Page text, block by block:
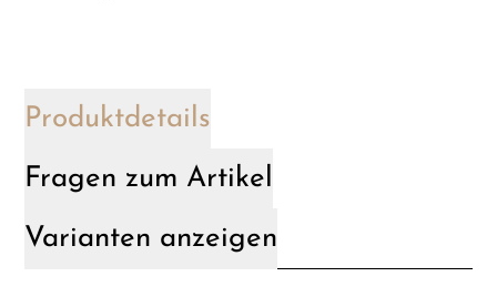
Produktdetails
Fragen zum Artikel
Varianten anzeigen